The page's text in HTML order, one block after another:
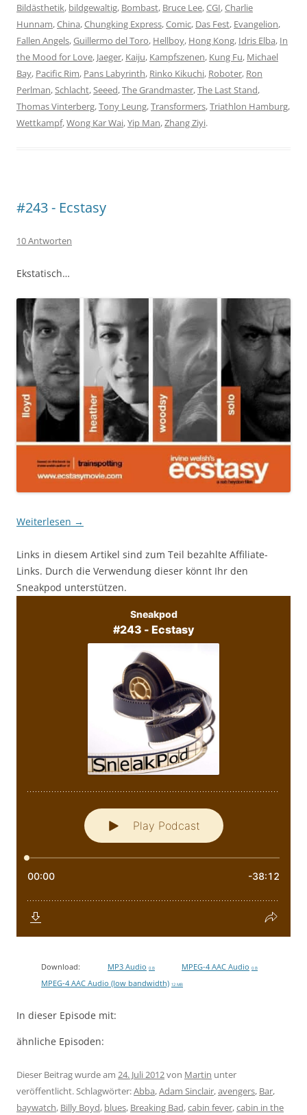
Bildästhetik, bildgewaltig, Bombast, Bruce Lee,CGI,Charlie
Hunnam,China,Chungking Express,Comic, Das Fest, Evangelion,
Fallen Angels,Guillermo del Toro, Hellboy, Hong Kong, Idris Elba, In
the Mood for Love, Jaeger, Kaiju, Kampfszenen, Kung Fu, Michael
Bay, Pacific Rim, Pans Labyrinth, Rinko Kikuchi, Roboter, Ron
Perlman, Schlacht, Seeed,The Grandmaster,The Last Stand,
Thomas Vinterberg,Tony Leung,Transformers,Triathlon Hamburg,
Wettkampf,Wong Kar Wai,Yip Man,Zhang Ziyi.
#243 - Ecstasy
10 Antworten
Ekstatisch…
Weiterlesen →
Links in diesem Artikel sind zum Teil bezahlte Affiliate-
Links. Durch die Verwendung dieser könnt Ihr den
Sneakpod unterstützen.
Download: MP3 Audio 0 B MPEG-4 AAC Audio 0 B
MPEG-4 AAC Audio (low bandwidth) 12 MB
In dieser Episode mit:
ähnliche Episoden:
Dieser Beitrag wurde am 24. Juli 2012von Martin unter
veröffentlicht. Schlagwörter:Abba,Adam Sinclair,avengers, Bar,
baywatch, Billy Boyd, blues, Breaking Bad,cabin fever,cabin in the